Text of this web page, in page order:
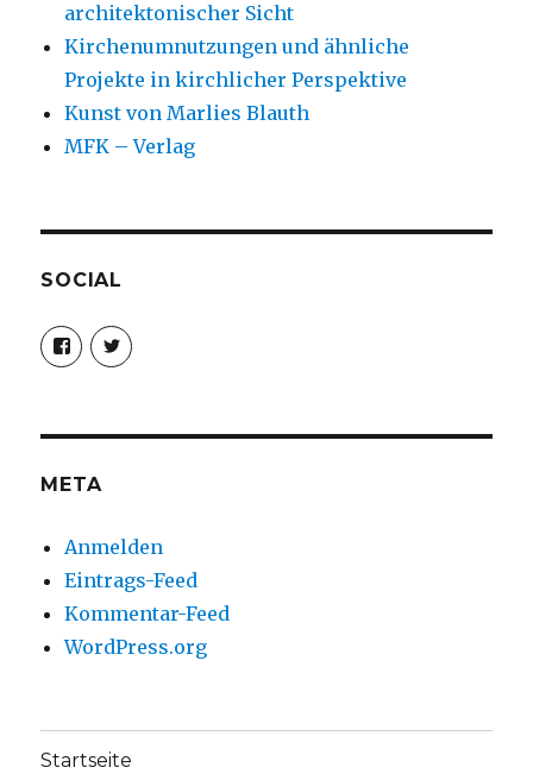
architektonischer Sicht
Kirchenumnutzungen und ähnliche
Projekte in kirchlicher Perspektive
Kunst von Marlies Blauth
MFK – Verlag
SOCIAL
Profil
von
christoph.fleischer1
anzeigen
Profil
von
anzeigen
META
Anmelden
Eintrags-Feed
Kommentar-Feed
WordPress.org
Startseite